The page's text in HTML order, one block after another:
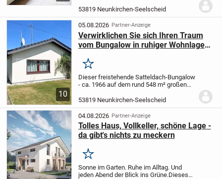
Wohnatmosphäre.Bereits beim Betreten
53819 Neunkirchen-Seelscheid
10
05.08.2026 Partner-Anzeige
Verwirklichen Sie sich Ihren Traum
vom Bungalow in ruhiger Wohnlage
Merken
Dieser freistehende Satteldach-Bungalow
- ca. 1966 auf dem rund 548 m² großen
familienfreundlicher Einfamilienhauslage
von Neunkirchen-Seelscheid, dessen...
53819 Neunkirchen-Seelscheid
04.08.2026 Partner-Anzeige
Tolles Haus, Vollkeller, schöne Lage -
da gibt's nichts zu meckern
Merken
Sonne im Garten. Ruhe im Alltag. Und
jeden Abend der Blick ins Grüne.Dieses